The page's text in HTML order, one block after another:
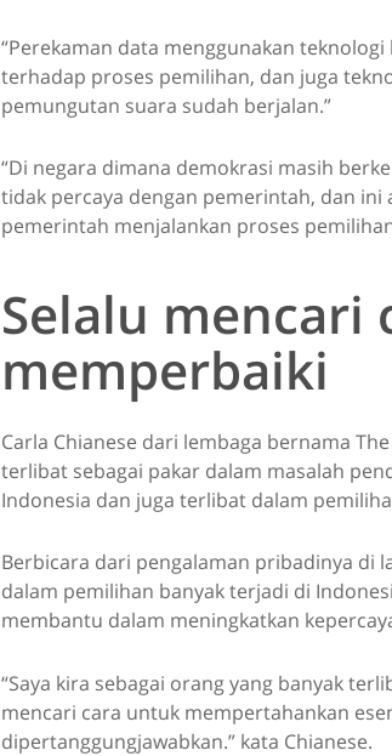
“Perekaman data menggunakan
terhadap proses pemilihan, dan juga
pemungutan suara sudah berjalan.”
“Di negara dimana demokrasi masih
tidak percaya dengan pemerintah, dan
pemerintah menjalankan proses
Selalu mencari
memperbaiki
Carla Chianese dari lembaga bernama
terlibat sebagai pakar dalam masalah
Indonesia dan juga terlibat dalam
Berbicara dari pengalaman pribadinya di
dalam pemilihan banyak terjadi di
membantu dalam meningkatkan
“Saya kira sebagai orang yang banyak
mencari cara untuk mempertahankan
dipertanggungjawabkan.” kata Chianese.